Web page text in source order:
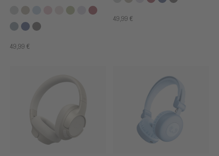
49,99 €
49,99 €